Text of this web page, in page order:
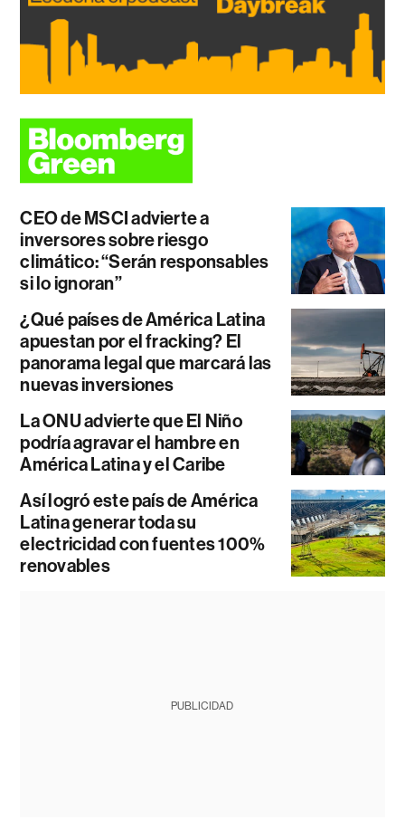
CEO de MSCI advierte a
inversores sobre riesgo
climático: “Serán responsables
si lo ignoran”
¿Qué países de América Latina
apuestan por el fracking? El
panorama legal que marcará las
nuevas inversiones
La ONU advierte que El Niño
podría agravar el hambre en
América Latina y el Caribe
Así logró este país de América
Latina generar toda su
electricidad con fuentes 100%
renovables
PUBLICIDAD